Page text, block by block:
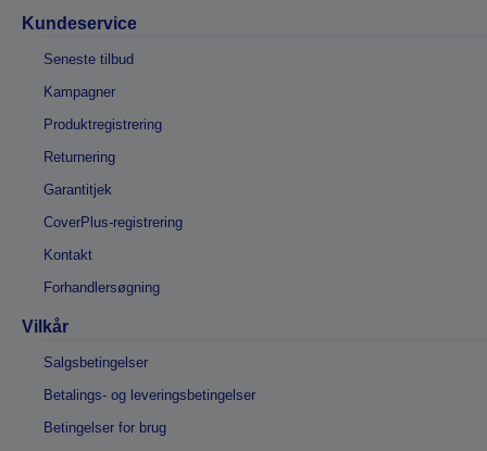
Kundeservice
Seneste tilbud
Kampagner
Produktregistrering
Returnering
Garantitjek
CoverPlus-registrering
Kontakt
Forhandlersøgning
Vilkår
Salgsbetingelser
Betalings- og leveringsbetingelser
Betingelser for brug